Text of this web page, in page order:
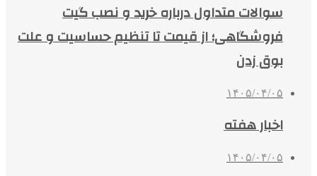
سوالات متداول درباره خرید و نصب گیت
فروشگاهی؛ از قیمت تا تنظیم حساسیت و علت
بوق زدن
۱۴۰۵/۰۴/۰۵
اخبار هفته
۱۴۰۵/۰۴/۰۵